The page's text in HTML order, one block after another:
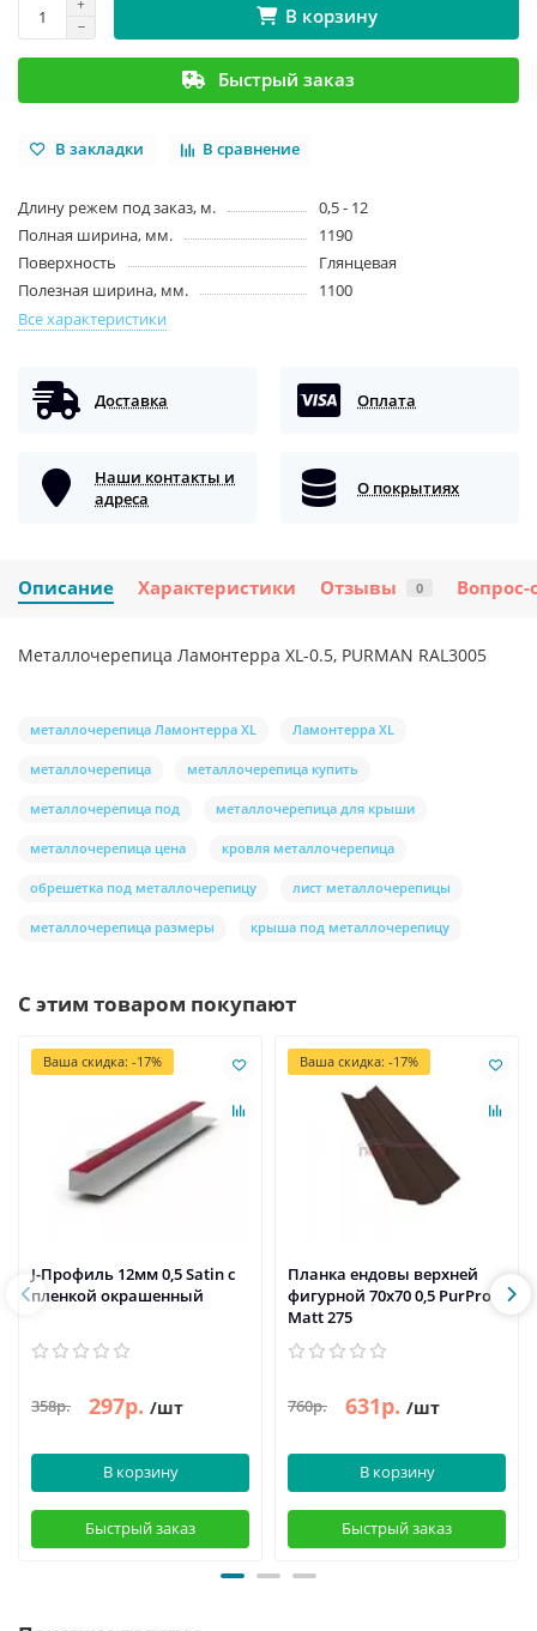
В корзину
Быстрый заказ
В закладки В сравнение
Длину режем под заказ, м.
0,5 - 12
Полная ширина, мм.
1190
Поверхность
Глянцевая
Полезная ширина, мм.
1100
Все характеристики
Доставка Оплата
Наши контакты и
адреса
О покрытиях
Описание Характеристики Отзывы 0 Вопрос-
Металлочерепица Ламонтерра XL-0.5, PURMAN RAL3005
металлочерепица Ламонтерра XL Ламонтерра XL
металлочерепица металлочерепица купить
металлочерепица под металлочерепица для крыши
металлочерепица цена кровля металлочерепица
обрешетка под металлочерепицу лист металлочерепицы
металлочерепица размеры крыша под металлочерепицу
С этим товаром покупают
Ваша скидка: -17%
J-Профиль 12мм 0,5 Satin с
пленкой окрашенный
358р. 297р. /шт
В корзину
Быстрый заказ
Ваша скидка: -17%
Планка ендовы верхней
фигурной 70x70 0,5 PurPro
Matt 275
760р. 631р. /шт
В корзину
Быстрый заказ